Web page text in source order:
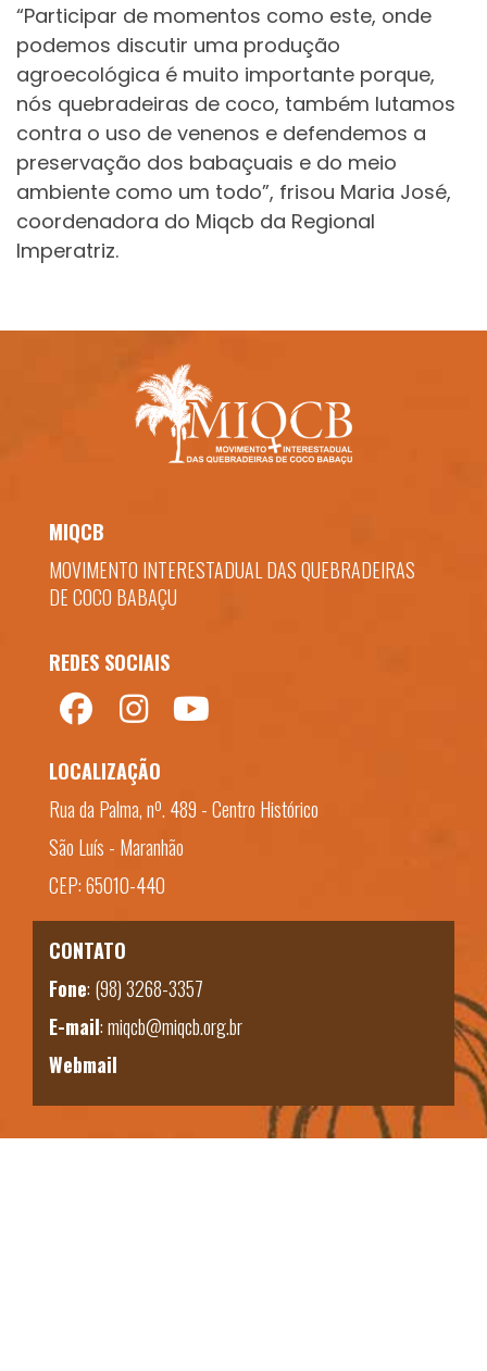
“Participar de momentos como este, onde
podemos discutir uma produção
agroecológica é muito importante porque,
nós quebradeiras de coco, também lutamos
contra o uso de venenos e defendemos a
preservação dos babaçuais e do meio
ambiente como um todo”, frisou Maria José,
coordenadora do Miqcb da Regional
Imperatriz.
MIQCB
MOVIMENTO INTERESTADUAL DAS QUEBRADEIRAS
DE COCO BABAÇU
REDES SOCIAIS
LOCALIZAÇÃO
Rua da Palma, nº. 489 - Centro Histórico
São Luís - Maranhão
CEP: 65010-440
CONTATO
Fone: (98) 3268-3357
E-mail:miqcb@miqcb.org.br
Webmail